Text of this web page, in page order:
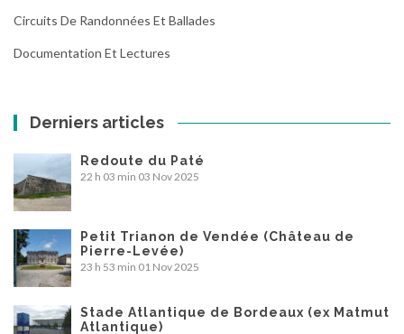
Circuits De Randonnées Et Ballades
Documentation Et Lectures
Derniers articles
Redoute du Paté
22 h 03 min 03 Nov 2025
Petit Trianon de Vendée (Château de
Pierre-Levée)
23 h 53 min 01 Nov 2025
Stade Atlantique de Bordeaux (ex Matmut
Atlantique)